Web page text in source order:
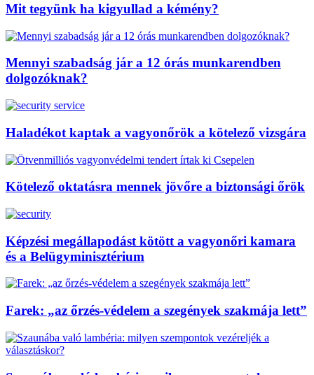
Mit tegyünk ha kigyullad a kémény?
Mennyi szabadság jár a 12 órás munkarendben
dolgozóknak?
Haladékot kaptak a vagyonőrök a kötelező vizsgára
Kötelező oktatásra mennek jövőre a biztonsági őrök
Képzési megállapodást kötött a vagyonőri kamara
és a Belügyminisztérium
Farek: „az őrzés-védelem a szegények szakmája lett”